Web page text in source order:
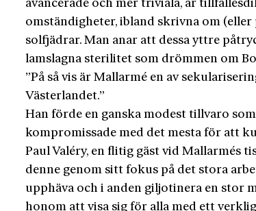
avancerade och mer triviala, är
omständigheter, ibland skrivna om (eller
solfjädrar. Man anar att dessa yttre
lamslagna sterilitet som drömmen om
”På så vis är Mallarmé en av
Västerlandet.”
Han förde en ganska modest tillvaro
kompromissade med det mesta för att
Paul Valéry, en flitig gäst vid Mallarmés
denne genom sitt fokus på det stora
upphäva och i anden giljotinera en stor
honom att visa sig för alla med ett